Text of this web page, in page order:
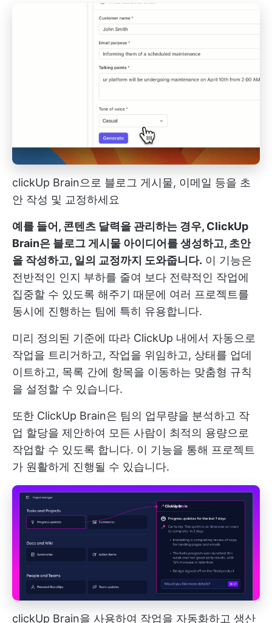
clickUp Brain으로 블로그 게시물, 이메일 등을 초
안 작성 및 교정하세요
예를 들어, 콘텐츠 달력을 관리하는 경우, ClickUp
Brain은 블로그 게시물 아이디어를 생성하고, 초안
을 작성하고, 일의 교정까지 도와줍니다. 이 기능은
전반적인 인지 부하를 줄여 보다 전략적인 작업에
집중할 수 있도록 해주기 때문에 여러 프로젝트를
동시에 진행하는 팀에 특히 유용합니다.
미리 정의된 기준에 따라 ClickUp 내에서 자동으로
작업을 트리거하고, 작업을 위임하고, 상태를 업데
이트하고, 목록 간에 항목을 이동하는 맞춤형 규칙
을 설정할 수 있습니다.
또한 ClickUp Brain은 팀의 업무량을 분석하고 작
업 할당을 제안하여 모든 사람이 최적의 용량으로
작업할 수 있도록 합니다. 이 기능을 통해 프로젝트
가 원활하게 진행될 수 있습니다.
clickUp Brain을 사용하여 작업을 자동화하고 생산